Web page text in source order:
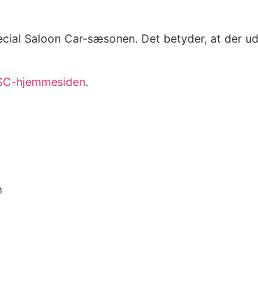
Saloon Car-sæsonen. Det betyder, at der
hjemmesiden.